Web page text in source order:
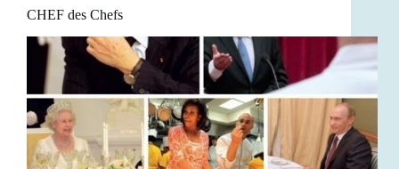
CHEF des Chefs